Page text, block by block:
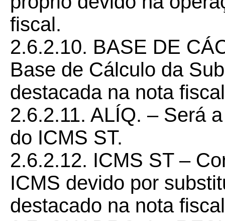
fiscal.
2.6.2.10. BASE DE
Base de Cálculo da
destacada na nota
2.6.2.11. ALÍQ. – Será
do ICMS ST.
2.6.2.12. ICMS ST –
ICMS devido por
destacado na nota